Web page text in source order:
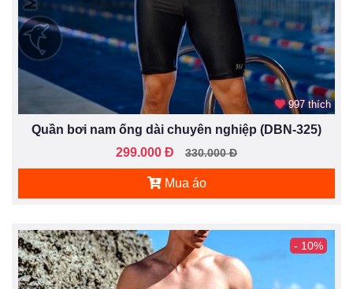
997 thích
Quần bơi nam ống dài chuyên nghiệp (DBN-325)
299.000 Đ
330.000 Đ
Mua áo
- 10%